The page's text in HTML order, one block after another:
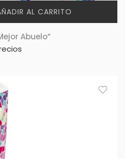
AL CARRITO
Abuelo”